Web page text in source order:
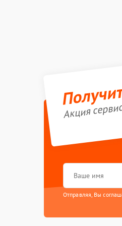
Акция
Отправляя, Вы